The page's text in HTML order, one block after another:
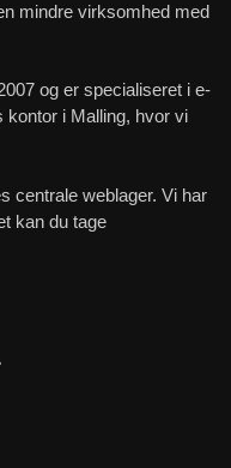
mindre virksomhed med
og er specialiseret i e-
kontor i Malling, hvor vi
centrale weblager. Vi har
kan du tage